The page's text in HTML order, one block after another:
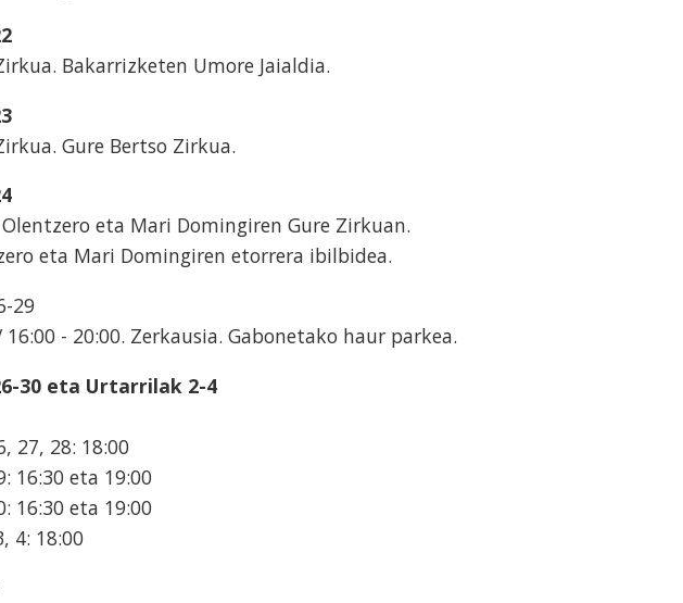
Bakarrizketen Umore Jaialdia.
Gure Bertso Zirkua.
Olentzero eta Mari Domingiren Gure Zirkuan.
eta Mari Domingiren etorrera ibilbidea.
29
16:00 - 20:00. Zerkausia. Gabonetako haur parkea.
30 eta Urtarrilak 2-4
27, 28: 18:00
16:30 eta 19:00
16:30 eta 19:00
4: 18:00